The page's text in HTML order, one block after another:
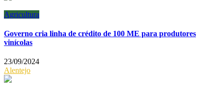
Agricultura
Governo cria linha de crédito de 100 ME para produtores
vinícolas
23/09/2024
Alentejo